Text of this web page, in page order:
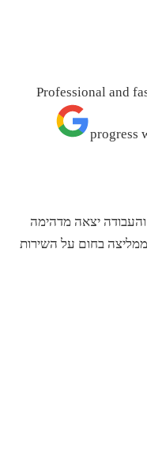
Professional and
progress
יצאה מדהימה
בחום על השירות